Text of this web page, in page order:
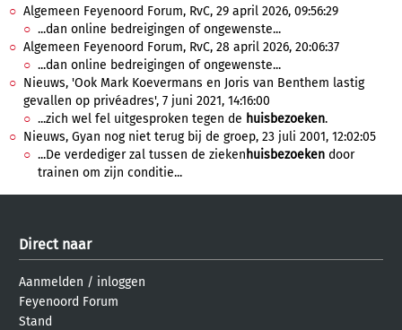
Algemeen Feyenoord Forum, RvC, 29 april 2026, 09:56:29
...dan online bedreigingen of ongewenste...
Algemeen Feyenoord Forum, RvC, 28 april 2026, 20:06:37
...dan online bedreigingen of ongewenste...
Nieuws, 'Ook Mark Koevermans en Joris van Benthem lastig
gevallen op privéadres', 7 juni 2021, 14:16:00
...zich wel fel uitgesproken tegen de huisbezoeken.
Nieuws, Gyan nog niet terug bij de groep, 23 juli 2001, 12:02:05
...De verdediger zal tussen de zieken huisbezoeken door
trainen om zijn conditie...
Direct naar
Aanmelden / inloggen
Feyenoord Forum
Stand